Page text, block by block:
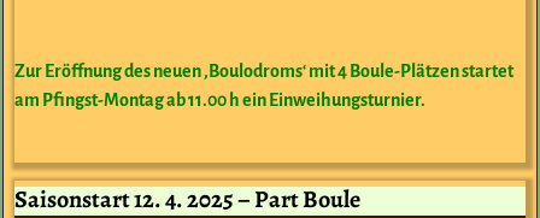
Zur Eröffnung des neuen ‚Boulodroms‘ mit 4 Boule-Plätzen startet
am Pfingst-Montag ab 11.00 h ein Einweihungsturnier.
Saisonstart 12. 4. 2025 – Part Boule